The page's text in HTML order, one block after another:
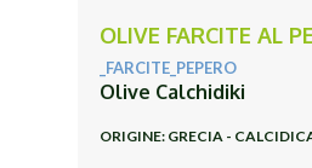
OLIVE FARCITE AL
_FARCITE_PEPERO
Olive Calchidiki
ORIGINE: GRECIA -